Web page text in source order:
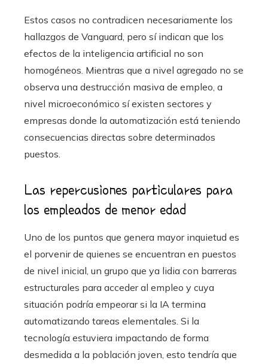
Estos casos no contradicen necesariamente los
hallazgos de Vanguard, pero sí indican que los
efectos de la inteligencia artificial no son
homogéneos. Mientras que a nivel agregado no se
observa una destrucción masiva de empleo, a
nivel microeconómico sí existen sectores y
empresas donde la automatización está teniendo
consecuencias directas sobre determinados
puestos.
Las repercusiones particulares para
los empleados de menor edad
Uno de los puntos que genera mayor inquietud es
el porvenir de quienes se encuentran en puestos
de nivel inicial, un grupo que ya lidia con barreras
estructurales para acceder al empleo y cuya
situación podría empeorar si la IA termina
automatizando tareas elementales. Si la
tecnología estuviera impactando de forma
desmedida a la población joven, esto tendría que